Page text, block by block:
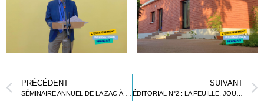
PRÉCÉDENT SUIVANT
ÉDITORIAL N°2 : LA FEUILLE, JOURNAL DU LYCÉE FRANÇAIS DE LOMÉ